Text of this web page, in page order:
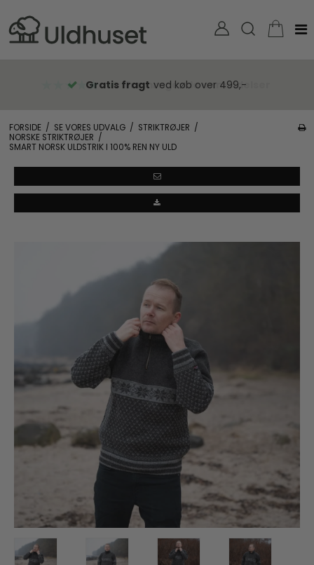
Gratis fragt ved køb over 499,-
FORSIDE / SE VORES UDVALG / STRIKTRØJER /
NORSKE STRIKTRØJER /
SMART NORSK ULDSTRIK I 100% REN NY ULD